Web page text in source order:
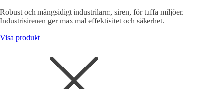
Robust och mångsidigt industrilarm, siren, för tuffa miljöer.
Industrisirenen ger maximal effektivitet och säkerhet.
Visa produkt